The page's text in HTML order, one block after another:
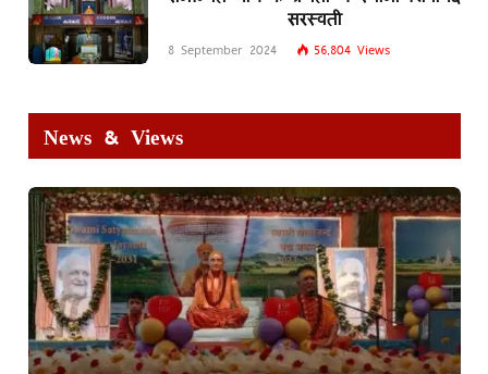
सरस्वती
8 September 2024 56,804 Views
News & Views